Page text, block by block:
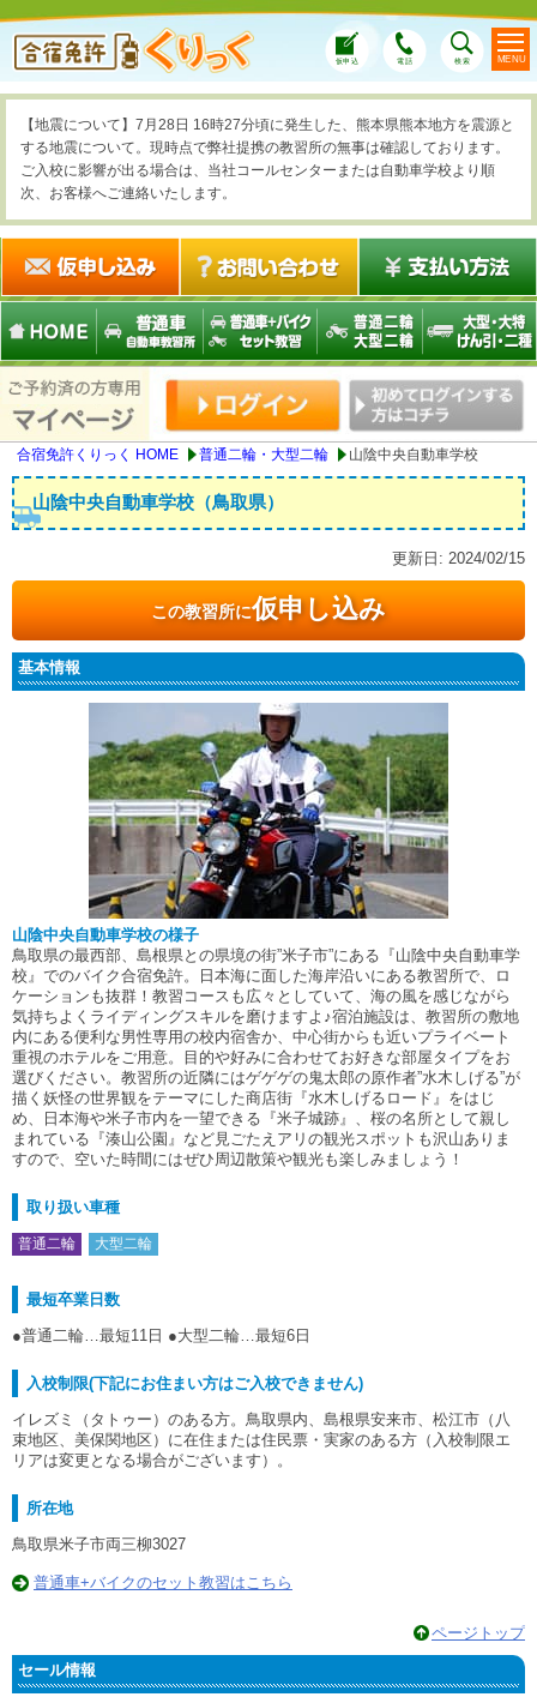
仮申込 電話 検索
【地震について】7月28日 16時27分頃に発生した、熊本県熊本地方を震源と
する地震について。現時点で弊社提携の教習所の無事は確認しております。
ご入校に影響が出る場合は、当社コールセンターまたは自動車学校より順
次、お客様へご連絡いたします。
MENU
合宿免許くりっく HOME 普通二輪・大型二輪 山陰中央自動車学校
山陰中央自動車学校（鳥取県）
更新日: 2024/02/15
この教習所に仮申し込み
基本情報
山陰中央自動車学校の様子
鳥取県の最西部、島根県との県境の街”米子市”にある『山陰中央自動車学
校』でのバイク合宿免許。日本海に面した海岸沿いにある教習所で、ロ
ケーションも抜群！教習コースも広々としていて、海の風を感じながら
気持ちよくライディングスキルを磨けますよ♪宿泊施設は、教習所の敷地
内にある便利な男性専用の校内宿舎か、中心街からも近いプライベート
重視のホテルをご用意。目的や好みに合わせてお好きな部屋タイプをお
選びください。教習所の近隣にはゲゲゲの鬼太郎の原作者”水木しげる”が
描く妖怪の世界観をテーマにした商店街『水木しげるロード』をはじ
め、日本海や米子市内を一望できる『米子城跡』、桜の名所として親し
まれている『湊山公園』など見ごたえアリの観光スポットも沢山ありま
すので、空いた時間にはぜひ周辺散策や観光も楽しみましょう！
取り扱い車種
普通二輪 大型二輪
最短卒業日数
●普通二輪…最短11日 ●大型二輪…最短6日
入校制限(下記にお住まい方はご入校できません)
イレズミ（タトゥー）のある方。鳥取県内、島根県安来市、松江市（八
束地区、美保関地区）に在住または住民票・実家のある方（入校制限エ
リアは変更となる場合がございます）。
所在地
鳥取県米子市両三柳3027
普通車+バイクのセット教習はこちら
ページトップ
セール情報